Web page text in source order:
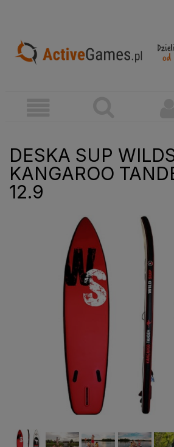
DESKA SUP
KANGAROO
12.9